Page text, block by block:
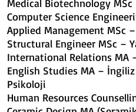
Medical
Computer Science
Applied
Structural
International
English
Human Resources